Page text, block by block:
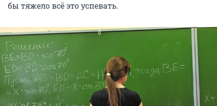
бы тяжело всё это успевать.